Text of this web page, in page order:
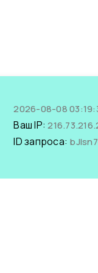
2026-08-08
Ваш IP:
ID запроса: